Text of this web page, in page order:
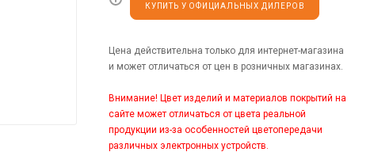
КУПИТЬ У ОФИЦИАЛЬНЫХ ДИЛЕРОВ
Цена действительна только для интернет-магазина
и может отличаться от цен в розничных магазинах.
Внимание! Цвет изделий и материалов покрытий на
сайте может отличаться от цвета реальной
продукции из-за особенностей цветопередачи
различных электронных устройств.